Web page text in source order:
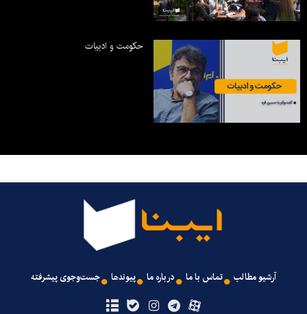
حکومت و ادبیات
آرشیو مطالب تماس با ما درباره ما پیوندها جست‌وجوی پیشرفته